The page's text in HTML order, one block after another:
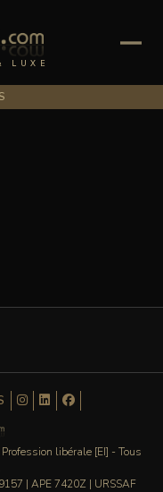
LUXE
libérale [EI] - Tous
| APE 7420Z | URSSAF